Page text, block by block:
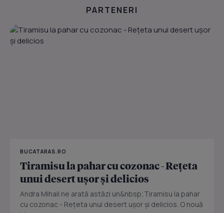
PARTENERI
BUCATARAS.RO
Tiramisu la pahar cu cozonac - Rețeta
unui desert ușor și delicios
Andra Mihail ne arată astăzi un&nbsp;Tiramisu la pahar
cu cozonac - Rețeta unui desert ușor și delicios. O nouă